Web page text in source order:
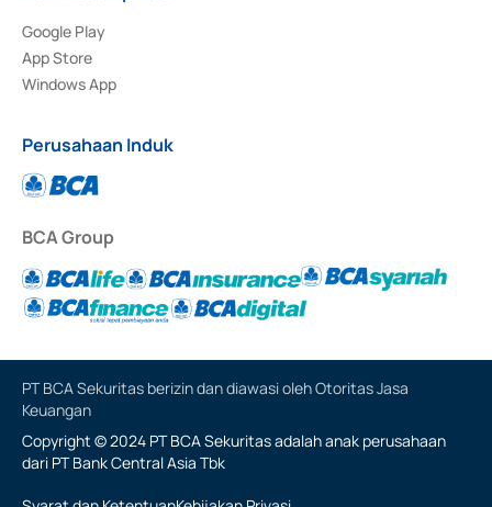
Google Play
App Store
Windows App
Perusahaan Induk
BCA Group
PT BCA Sekuritas berizin dan diawasi oleh Otoritas Jasa
Keuangan
Copyright © 2024 PT BCA Sekuritas adalah anak perusahaan
dari PT Bank Central Asia Tbk